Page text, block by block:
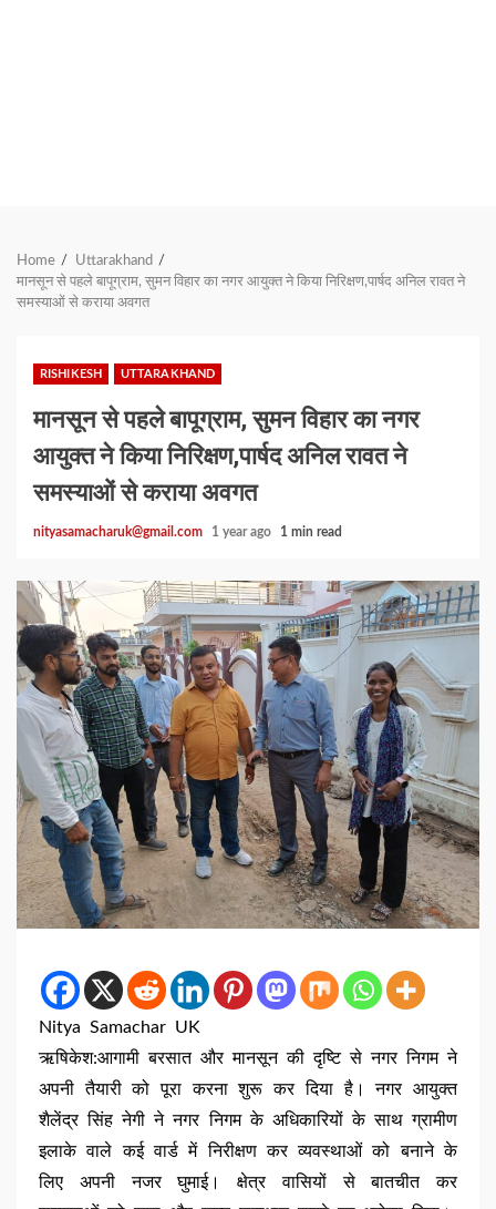
Home
Uttarakhand
मानसून से पहले बापूग्राम, सुमन विहार का नगर आयुक्त ने किया निरिक्षण,पार्षद अनिल रावत ने
समस्याओं से कराया अवगत
RISHIKESH UTTARAKHAND
मानसून से पहले बापूग्राम, सुमन विहार का नगर
आयुक्त ने किया निरिक्षण,पार्षद अनिल रावत ने
समस्याओं से कराया अवगत
nityasamacharuk@gmail.com 1 year ago 1 min read
Nitya Samachar UK
ऋषिकेश:आगामी बरसात और मानसून की दृष्टि से नगर निगम ने
अपनी तैयारी को पूरा करना शुरू कर दिया है। नगर आयुक्त
शैलेंद्र सिंह नेगी ने नगर निगम के अधिकारियों के साथ ग्रामीण
इलाके वाले कई वार्ड में निरीक्षण कर व्यवस्थाओं को बनाने के
लिए अपनी नजर घुमाई। क्षेत्र वासियों से बातचीत कर